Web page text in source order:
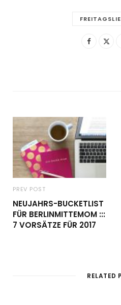
PREV POST
NEUJAHRS-BUCKETLIST
FÜR BERLINMITTEMOM :::
7 VORSÄTZE FÜR 2017
RELATED